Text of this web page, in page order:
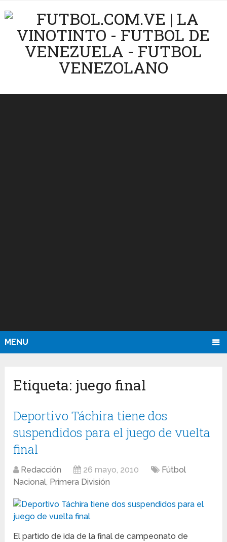
MENU
Etiqueta: juego final
Deportivo Táchira tiene dos
suspendidos para el juego de vuelta
final
Redacción 26 mayo, 2010
Fútbol
Nacional, Primera División
El partido de ida de la final de campeonato de